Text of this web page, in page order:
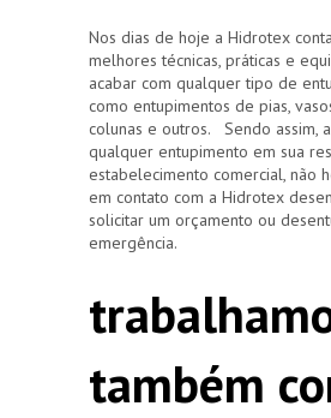
Nos dias de hoje a Hidrotex
melhores técnicas, práticas e
acabar com qualquer tipo de
como entupimentos de pias,
colunas e outros. Sendo assim,
qualquer entupimento em sua
estabelecimento comercial, não
em contato com a Hidrotex
solicitar um orçamento ou
emergência.
também